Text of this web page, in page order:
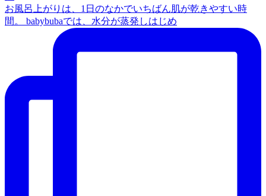
お風呂上がりは、1日のなかでいちばん肌が乾きやすい時
間。 babybubaでは、水分が蒸発しはじめ